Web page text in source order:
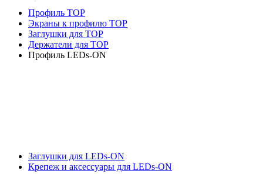
Профиль TOP
Экраны к профилю TOP
Заглушки для TOP
Держатели для TOP
Профиль LEDs-ON
Заглушки для LEDs-ON
Крепеж и аксессуары для LEDs-ON